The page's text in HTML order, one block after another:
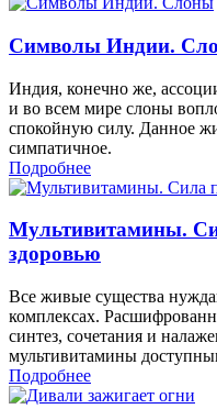
Символы Индии.
Индия, конечно же,
и во всем мире слоны
спокойную силу. Данное
симпатичное.
Подробнее
Мультивитамины.
здоровью
Все живые существа
комплексах.
синтез, сочетания и
мультивитамины
Подробнее